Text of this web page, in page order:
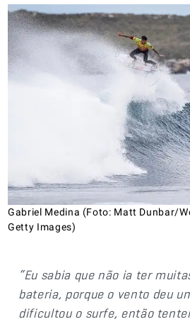
Gabriel Medina (Foto: Matt Dunbar/
Getty Images)
“Eu sabia que não ia ter
bateria, porque o vento deu
dificultou o surfe, então